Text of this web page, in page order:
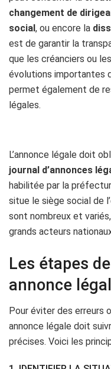
changement de
social, ou encore la
est de garantir la
que les créanciers ou
évolutions importantes
permet également de
légales.
L’annonce légale doit
journal d’annonces
habilitée par la
situe le siège social de
sont nombreux et
grands acteurs
Les étapes
annonce
Pour éviter des erreurs
annonce légale doit
précises. Voici les